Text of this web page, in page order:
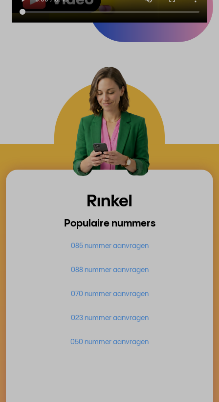
Populaire nummers
085 nummer aanvragen
088 nummer aanvragen
070 nummer aanvragen
023 nummer aanvragen
050 nummer aanvragen